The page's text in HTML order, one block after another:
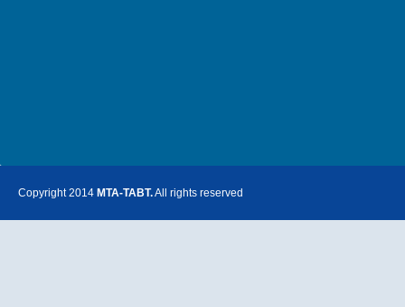
Copyright 2014 MTA-TABT.All rights reserved